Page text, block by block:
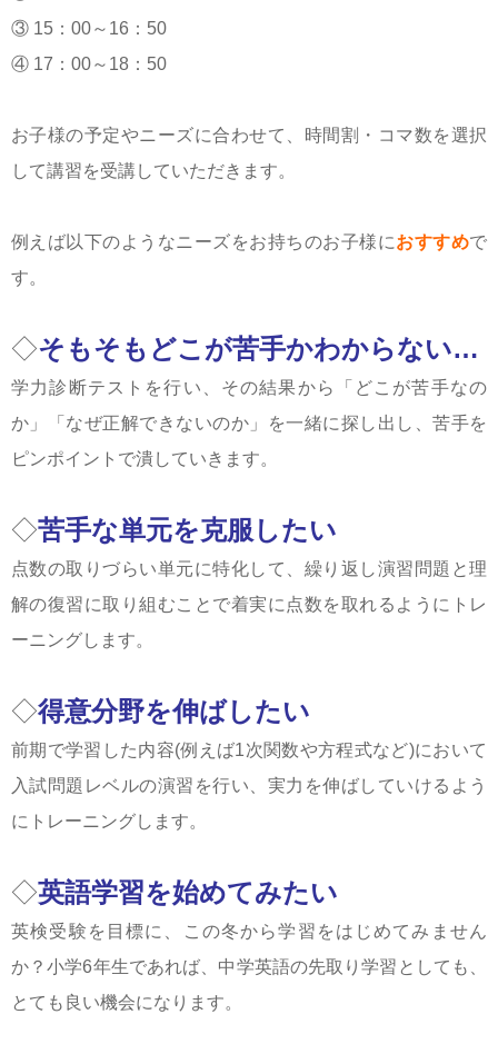
③ 15：00～16：50
④ 17：00～18：50
お子様の予定やニーズに合わせて、時間割・コマ数を選択
して講習を受講していただきます。
例えば以下のようなニーズをお持ちのお子様におすすめで
す。
◇そもそもどこが苦手かわからない…
学力診断テストを行い、その結果から「どこが苦手なの
か」「なぜ正解できないのか」を一緒に探し出し、苦手を
ピンポイントで潰していきます。
◇苦手な単元を克服したい
点数の取りづらい単元に特化して、繰り返し演習問題と理
解の復習に取り組むことで着実に点数を取れるようにトレ
ーニングします。
◇得意分野を伸ばしたい
前期で学習した内容(例えば1次関数や方程式など)において
入試問題レベルの演習を行い、実力を伸ばしていけるよう
にトレーニングします。
◇英語学習を始めてみたい
英検受験を目標に、この冬から学習をはじめてみません
か？小学6年生であれば、中学英語の先取り学習としても、
とても良い機会になります。